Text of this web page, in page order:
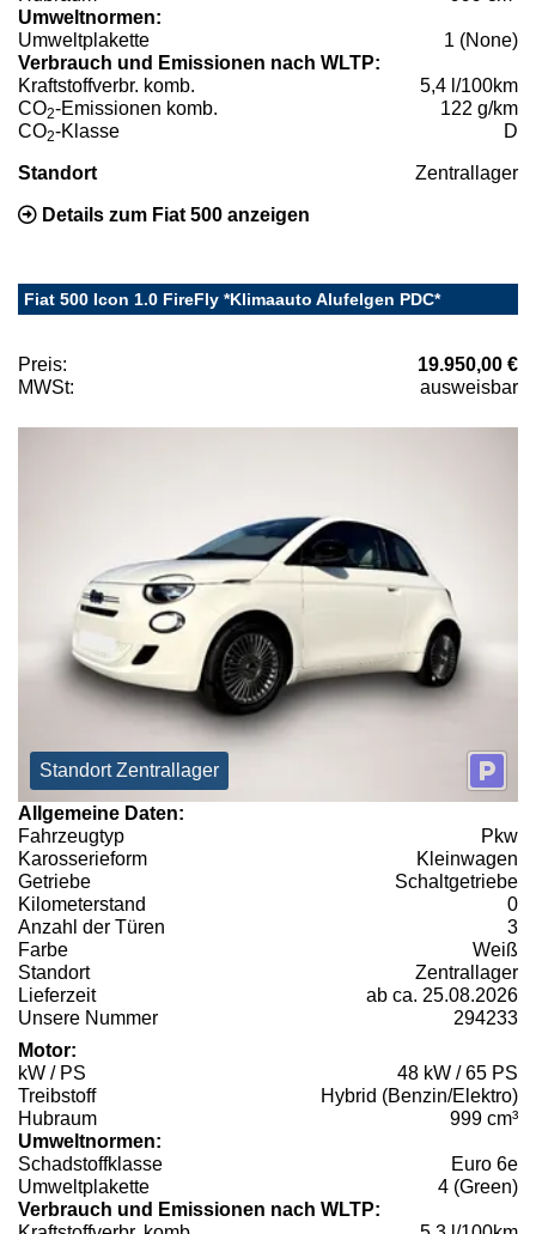
Umweltnormen:
Umweltplakette
1 (None)
Verbrauch und Emissionen nach WLTP:
Kraftstoffverbr. komb.
5,4 l/100km
CO2-Emissionen komb.
122 g/km
CO2-Klasse D
Standort Zentrallager
Details zum Fiat 500 anzeigen
Fiat 500 Icon 1.0 FireFly *Klimaauto Alufelgen PDC*
Preis:
19.950,00 €
MWSt:
ausweisbar
Standort Zentrallager
Allgemeine Daten:
Fahrzeugtyp
Pkw
Karosserieform
Kleinwagen
Getriebe
Schaltgetriebe
Kilometerstand
0
Anzahl der Türen
3
Farbe
Weiß
Standort
Zentrallager
Lieferzeit
ab ca. 25.08.2026
Unsere Nummer
294233
Motor:
kW / PS
48 kW / 65 PS
Treibstoff
Hybrid (Benzin/Elektro)
Hubraum
999 cm³
Umweltnormen:
Schadstoffklasse
Euro 6e
Umweltplakette
4 (Green)
Verbrauch und Emissionen nach WLTP: